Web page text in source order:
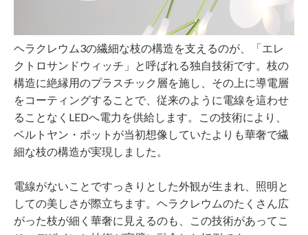
ヘラクレウム3の繊細な枝の構造を支えるのが、「エレ
クトロサンドウィッチ」と呼ばれる独自技術です。枝の
構造に絶縁用のプラスチック層を施し、その上に導電層
をコーティングすることで、従来のように電線を這わせ
ることなくLEDへ電力を供給します。この技術により、
ベルトヤン・ポットが当初想像していたよりも華奢で繊
細な枝の構造が実現しました。
電線がないことですっきりとした外観が生まれ、照明と
しての美しさが際立ちます。ヘラクレウムのたくさん広
がった枝が細く華奢に見えるのも、この技術があってこ